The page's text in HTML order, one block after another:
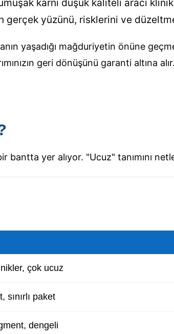
karnı düşük kaliteli aracı
gerçek yüzünü, risklerini ve
yaşadığı mağduriyetin önüne
geri dönüşünü garanti altına alır.
bantta yer alıyor. "Ucuz" tanımını
çok ucuz
sınırlı paket
dengeli